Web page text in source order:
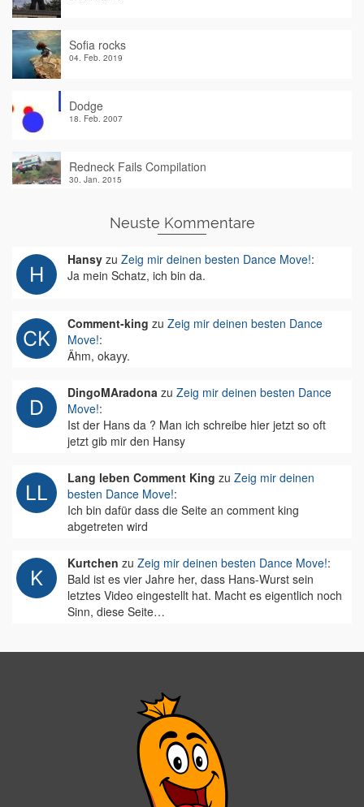
Sofia rocks
04. Feb. 2019
Dodge
18. Feb. 2007
Redneck Fails Compilation
30. Jan. 2015
Neuste Kommentare
Hansy zu Zeig mir deinen besten Dance Move!:
Ja mein Schatz, ich bin da.
Comment-king zu Zeig mir deinen besten Dance
Move!:
Ähm, okayy.
DingoMAradona zu Zeig mir deinen besten Dance
Move!:
Ist der Hans da ? Man ich schreibe hier jetzt so oft
jetzt gib mir den Hansy
Lang leben Comment King zu Zeig mir deinen
besten Dance Move!:
Ich bin dafür dass die Seite an comment king
abgetreten wird
Kurtchen zu Zeig mir deinen besten Dance Move!:
Bald ist es vier Jahre her, dass Hans-Wurst sein
letztes Video eingestellt hat. Macht es eigentlich noch
Sinn, diese Seite…